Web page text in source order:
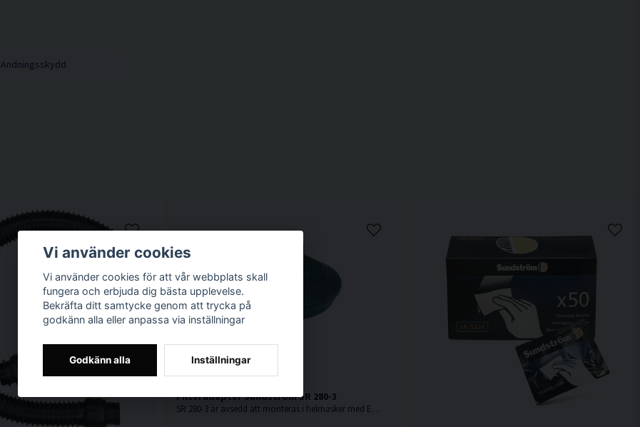
Andningsskydd
Filteradapter Sundström SR 280-3
SR 280-3 är avsedd att monteras i helmasker med EN 148-1-gänga för att möjliggöra användning av Sundströms filter. Levereras med förfilterhållare.
Vi använder cookies
Vi använder cookies för att vår webbplats skall
fungera och erbjuda dig bästa upplevelse.
Bekräfta ditt samtycke genom att trycka på
godkänn alla eller anpassa via inställningar
Godkänn alla Inställningar